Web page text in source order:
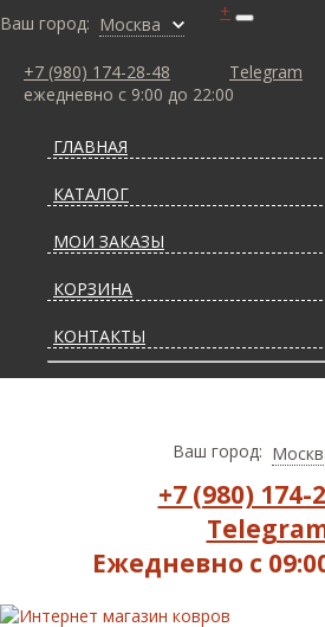
Ваш город: Москва
+7 (980) 174-28-48
Telegram
ежедневно с 9:00 до 22:00
+
ГЛАВНАЯ
КАТАЛОГ
МОИ ЗАКАЗЫ
КОРЗИНА
КОНТАКТЫ
ДОСТАВКА И ОПЛАТА
Ваш город:
+7 (980) 174-
Ежедневно с